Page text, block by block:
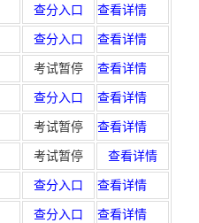
查分入口 查看详情
查分入口 查看详情
考试暂停 查看详情
查分入口 查看详情
考试暂停 查看详情
考试暂停 查看详情
查分入口 查看详情
查分入口 查看详情